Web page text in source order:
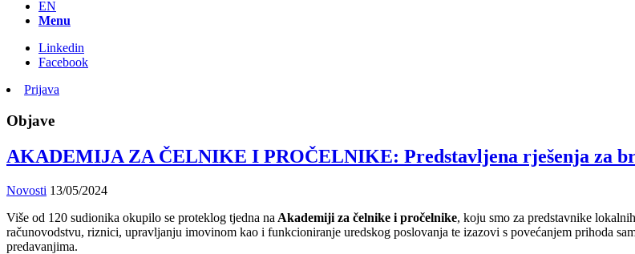
EN
Menu
Linkedin
Facebook
Prijava
Objave
AKADEMIJA ZA ČELNIKE I PROČELNIKE: Predstavljena rješenja za
Novosti 13/05/2024
Više od 120 sudionika okupilo se proteklog tjedna na Akademiji za čelnike i pročelnike, koju smo za predstavnike
računovodstvu, riznici, upravljanju imovinom kao i funkcioniranje uredskog poslovanja te izazovi s povećanjem prihoda
predavanjima.